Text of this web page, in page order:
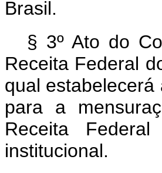
Brasil.
§ 3º Ato do
Receita Federal
qual
para a
Receita
institucional.